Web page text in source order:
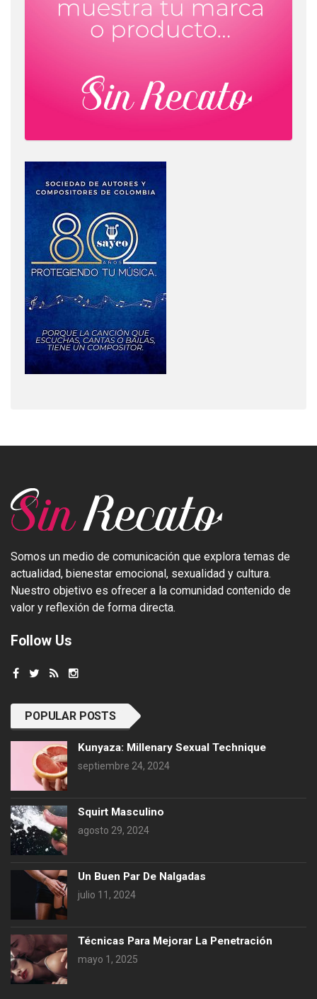
Somos un medio de comunicación que explora temas de
actualidad, bienestar emocional, sexualidad y cultura.
Nuestro objetivo es ofrecer a la comunidad contenido de
valor y reflexión de forma directa.
Follow Us
POPULAR POSTS
Kunyaza: Millenary Sexual Technique
septiembre 24, 2024
Squirt Masculino
agosto 29, 2024
Un Buen Par De Nalgadas
julio 11, 2024
Técnicas Para Mejorar La Penetración
mayo 1, 2025